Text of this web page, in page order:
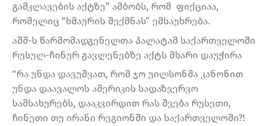
გამკლავების აქტზე” ამბობს, რომ ფიქციაა,
რომელიც “ხმაურის შექმნას” ემსაუხრება.
აშშ-ს წარმომადგენელთა პალატამ საქართველოში
რუსულ-ჩინურ გავლენებზე აქტს მხარი დაუჭირა
“რა უნდა დავუშვათ, რომ ჯო უილსონმა კანონით
უნდა დაავალოს ამერიკის სადაზვერვო
სამსახურებს, დააკვირდით რას შვება რუსეთი,
ჩინეთი თუ ირანი რეგიონში და საქართველოში?!